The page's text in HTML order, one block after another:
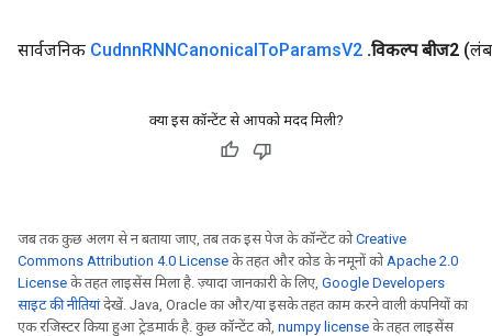
सार्वजनिक CudnnRNNCanonicalToParamsV2 .विकल्प बीज2
क्या इस कॉन्टेंट से आपको मदद मिली?
जब तक कुछ अलग से न बताया जाए, तब तक इस पेज के कॉन्टेंट कोCreative
Commons Attribution 4.0 License के तहत और कोड के नमूनों कोApache 2.0
License के तहत लाइसेंस मिला है. ज़्यादा जानकारी के लिए, Google Developers
साइट की नीतियांदेखें. Java, Oracle का और/या इसके तहत काम करने वाली कंपनियों का
एक रजिस्टर किया हुआ ट्रेडमार्क है. कुछ कॉन्टेंट को, numpy license के तहत लाइसेंस